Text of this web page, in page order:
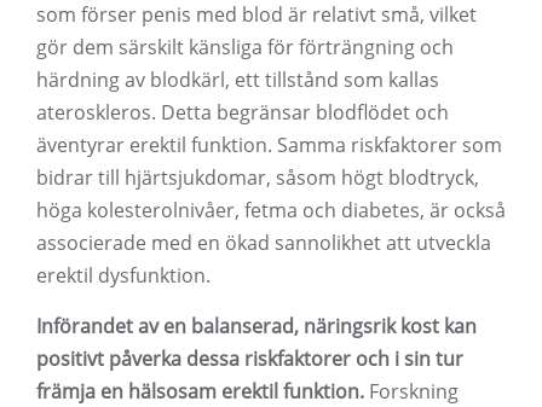
som förser penis med blod är relativt små, vilket
gör dem särskilt känsliga för förträngning och
härdning av blodkärl, ett tillstånd som kallas
ateroskleros. Detta begränsar blodflödet och
äventyrar erektil funktion. Samma riskfaktorer som
bidrar till hjärtsjukdomar, såsom högt blodtryck,
höga kolesterolnivåer, fetma och diabetes, är också
associerade med en ökad sannolikhet att utveckla
erektil dysfunktion.
Införandet av en balanserad, näringsrik kost kan
positivt påverka dessa riskfaktorer och i sin tur
främja en hälsosam erektil funktion. Forskning